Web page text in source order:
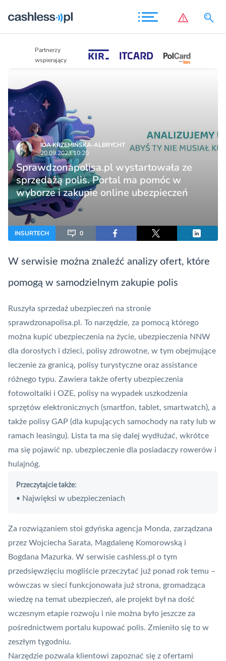
Partnerzy
wspierający
IDA KRZEMIŃSKA-ALBRYCHT
20.09.2023 10:20
Sprawdzonapolisa.pl wystartowała ze
sprzedażą polis. Portal ma pomóc w
wyborze i zakupie online ubezpieczeń
INSURTECH 0
W serwisie można znaleźć analizy ofert, które
pomogą w samodzielnym zakupie polis
Ruszyła sprzedaż ubezpieczeń na stronie
sprawdzonapolisa.pl . To narzędzie, za pomocą którego
można kupić ubezpieczenia na życie, ubezpieczenia NNW
dla dorosłych i dzieci, polisy zdrowotne, w tym obejmujące
leczenie za granicą, polisy turystyczne oraz assistance
różnego typu. Zawiera także oferty ubezpieczenia
fotowoltaiki i OZE, polisy na wypadek uszkodzenia
sprzętów elektronicznych (smartfon, tablet, smartwatch), a
także polisy GAP (dla kupujących samochody na raty lub w
ramach leasingu). Lista ta ma się dalej wydłużać, wkrótce
ma się pojawić np. ubezpieczenie dla posiadaczy rowerów i
hulajnóg.
Przeczytajcie także:
• Najwięksi w ubezpieczeniach
Za rozwiązaniem stoi gdyńska agencja Monda, zarządzana
przez Wojciecha Sarata, Magdalenę Komorowską i
Bogdana Mazurka. W serwisie cashless.pl o tym
przedsięwzięciu mogliście przeczytać już ponad rok temu –
wówczas w sieci funkcjonowała już strona, gromadząca
wiedzę na temat ubezpieczeń, ale projekt był na dość
wczesnym etapie rozwoju i nie można było jeszcze za
pośrednictwem portalu kupować polis. Zmieniło się to w
zeszłym tygodniu.
Narzędzie pozwala klientowi zapoznać się z ofertami